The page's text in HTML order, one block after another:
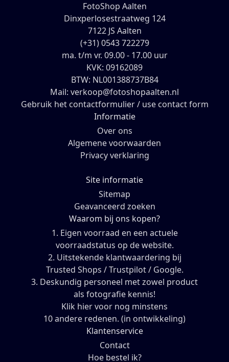
FotoShop Aalten
Dinxperlosestraatweg 124
7122 JS Aalten
(+31) 0543 722279
ma. t/m vr. 09.00 - 17.00 uur
KVK: 09162089
BTW: NL001388737B84
Mail: verkoop@fotoshopaalten.nl
Gebruik het contactformulier / use contact form
Informatie
Over ons
Algemene voorwaarden
Privacy verklaring
Site informatie
Sitemap
Geavanceerd zoeken
Waarom bij ons kopen?
1. Eigen voorraad en een actuele
voorraadstatus op de website.
2. Uitstekende klantwaardering bij
Trusted Shops / Trustpilot / Google.
3. Deskundig personeel met zowel product
als fotografie kennis!
Klik hier voor nog minstens
10 andere redenen. (in ontwikkeling)
Klantenservice
Contact
Hoe bestel ik?